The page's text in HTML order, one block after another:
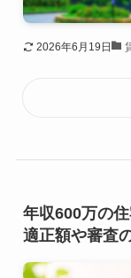
2026年6月19日
年収600万の
適正額や審査